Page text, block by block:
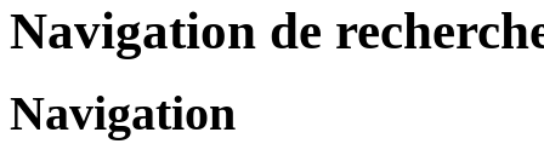
Navigation de
Navigation